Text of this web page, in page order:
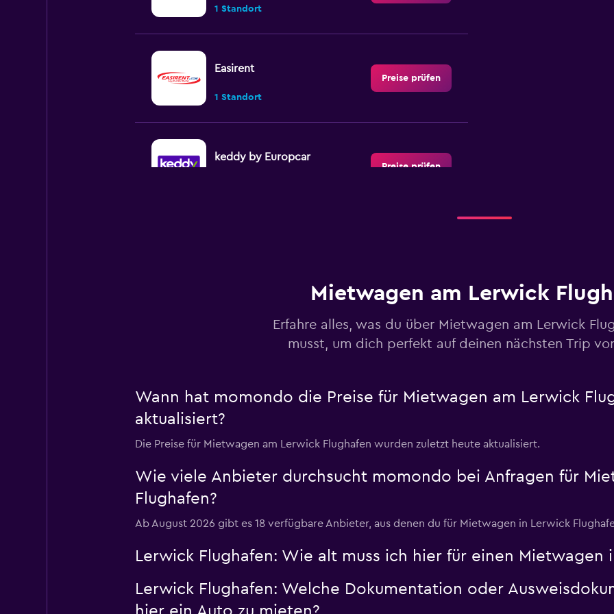
1 Standort
Easirent
1 Standort
Preise prüfen
keddy by Europcar
Preise prüfen
Preise prüfen
Preise prüfen
Sunnycars
1 Standort
Preise prüfen
Mietwagen am Lerwick
Erfahre alles, was du über Mietwagen am Lerwick
musst, um dich perfekt auf deinen nächsten Trip
Wann hat momondo die Preise für Mietwagen am Lerwick
aktualisiert?
Die Preise für Mietwagen am Lerwick Flughafen wurden zuletzt heute aktualisiert.
Wie viele Anbieter durchsucht momondo bei Anfragen für
Flughafen?
Ab August 2026 gibt es 18 verfügbare Anbieter, aus denen du für Mietwagen in Lerwick
Lerwick Flughafen: Wie alt muss ich hier für einen Mietwagen
Lerwick Flughafen: Welche Dokumentation oder